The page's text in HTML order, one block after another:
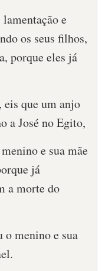
e
os seus filhos,
porque eles já
que um anjo
a José no Egito,
e sua mãe
já
a morte do
o menino e sua